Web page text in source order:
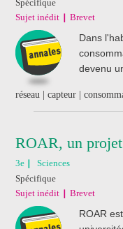
Spécifique
Sujet inédit
Brevet
Dans
devenu
réseau | capteur |
ROAR, un
3e
Sciences
Spécifique
Sujet inédit
Brevet
ROAR